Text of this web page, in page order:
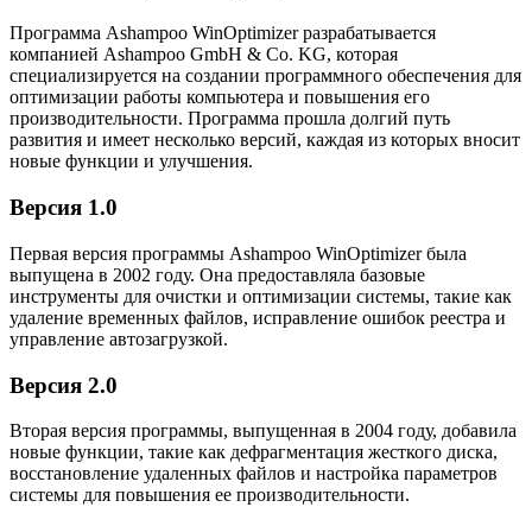
Программа Ashampoo WinOptimizer разрабатывается
компанией Ashampoo GmbH & Co. KG, которая
специализируется на создании программного обеспечения для
оптимизации работы компьютера и повышения его
производительности. Программа прошла долгий путь
развития и имеет несколько версий, каждая из которых вносит
новые функции и улучшения.
Версия 1.0
Первая версия программы Ashampoo WinOptimizer была
выпущена в 2002 году. Она предоставляла базовые
инструменты для очистки и оптимизации системы, такие как
удаление временных файлов, исправление ошибок реестра и
управление автозагрузкой.
Версия 2.0
Вторая версия программы, выпущенная в 2004 году, добавила
новые функции, такие как дефрагментация жесткого диска,
восстановление удаленных файлов и настройка параметров
системы для повышения ее производительности.